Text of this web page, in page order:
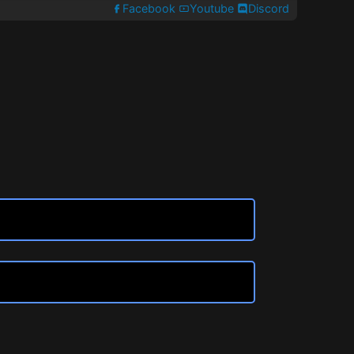
Facebook Youtube Discord